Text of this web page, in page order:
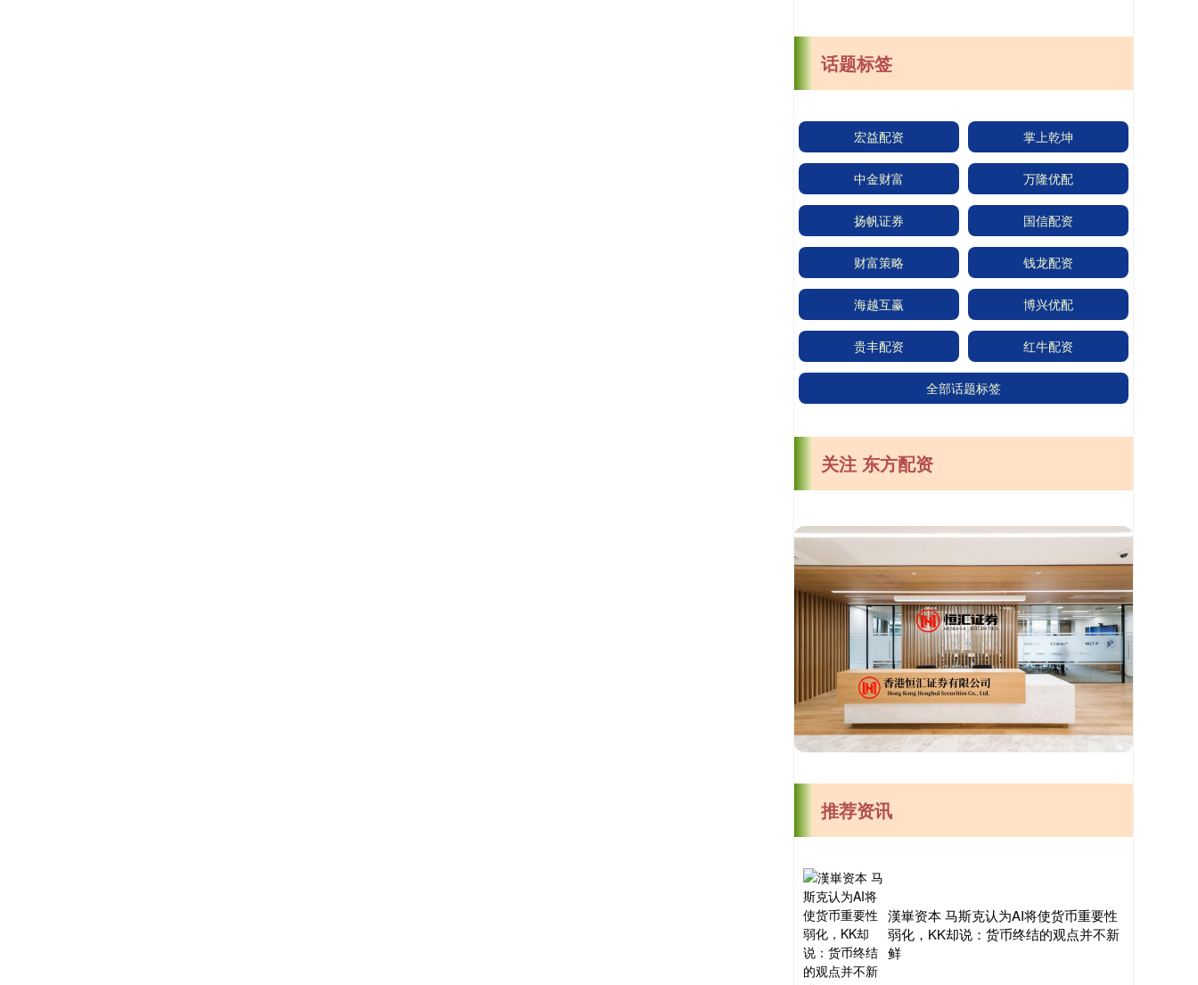
话题标签
宏益配资 掌上乾坤
中金财富 万隆优配
扬帆证券 国信配资
财富策略 钱龙配资
海越互赢 博兴优配
贵丰配资 红牛配资
全部话题标签
关注 东方配资
推荐资讯
漢崋资本 马斯克认为AI将使货币重要性
弱化，KK却说：货币终结的观点并不新
鲜